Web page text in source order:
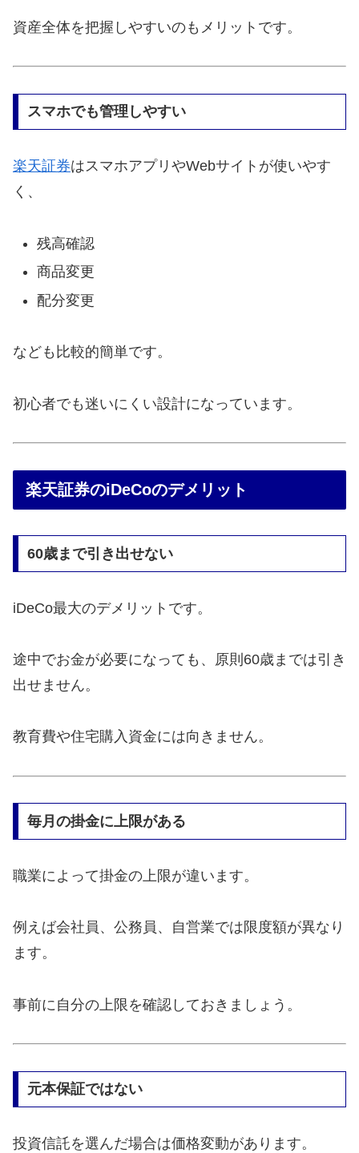
資産全体を把握しやすいのもメリットです。
スマホでも管理しやすい
楽天証券はスマホアプリやWebサイトが使いやす
く、
残高確認
商品変更
配分変更
なども比較的簡単です。
初心者でも迷いにくい設計になっています。
楽天証券のiDeCoのデメリット
60歳まで引き出せない
iDeCo最大のデメリットです。
途中でお金が必要になっても、原則60歳までは引き
出せません。
教育費や住宅購入資金には向きません。
毎月の掛金に上限がある
職業によって掛金の上限が違います。
例えば会社員、公務員、自営業では限度額が異なり
ます。
事前に自分の上限を確認しておきましょう。
元本保証ではない
投資信託を選んだ場合は価格変動があります。